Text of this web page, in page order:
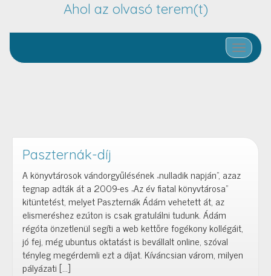
Ahol az olvasó terem(t)
Toggle
Paszternák-díj
A könyvtárosok vándorgyűlésének „nulladik napján”, azaz
tegnap adták át a 2009-es „Az év fiatal könyvtárosa”
kitüntetést, melyet Paszternák Ádám vehetett át, az
elismeréshez ezúton is csak gratulálni tudunk. Ádám
régóta önzetlenül segíti a web kettőre fogékony kollégáit,
jó fej, még ubuntus oktatást is bevállalt online, szóval
tényleg megérdemli ezt a díjat. Kíváncsian várom, milyen
pályázati […]